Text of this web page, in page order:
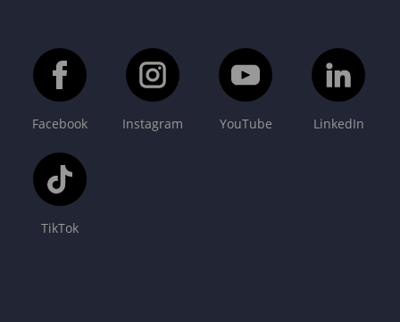
Facebook Instagram YouTube LinkedIn
TikTok